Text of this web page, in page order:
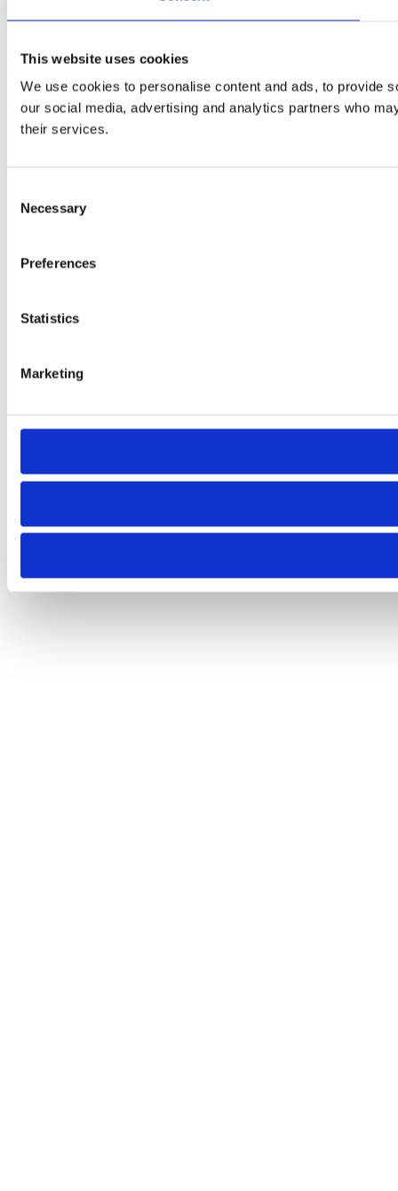
This website uses cookies
We use cookies to personalise content and ads, to provide
our social media, advertising and analytics partners who
their services.
Selection
Necessary
Preferences
Statistics
Marketing